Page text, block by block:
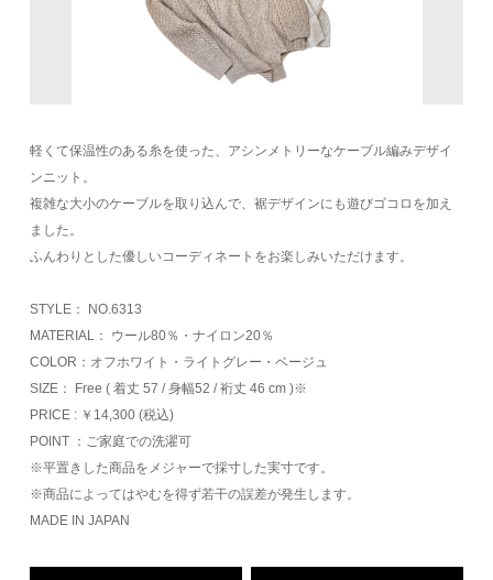
軽くて保温性のある糸を使った、アシンメトリーなケーブル編みデザイ
ンニット。
複雑な大小のケーブルを取り込んで、裾デザインにも遊びゴコロを加え
ました。
ふんわりとした優しいコーディネートをお楽しみいただけます。
STYLE： NO.6313
MATERIAL： ウール80％・ナイロン20％
COLOR：オフホワイト・ライトグレー・ベージュ
SIZE： Free ( 着丈 57 / 身幅52 / 裄丈 46 cm )※
PRICE : ￥14,300 (税込)
POINT ：ご家庭での洗濯可
※平置きした商品をメジャーで採寸した実寸です。
※商品によってはやむを得ず若干の誤差が発生します。
MADE IN JAPAN